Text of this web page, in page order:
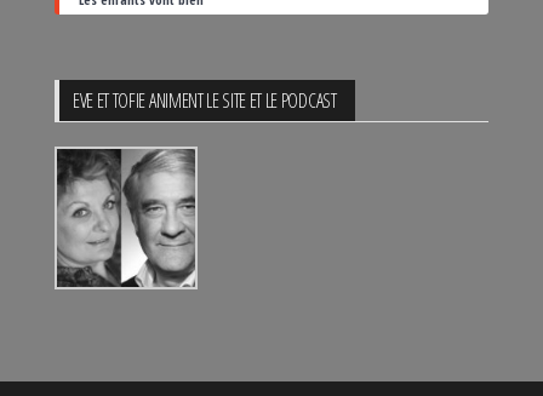
EVE ET TOFIE ANIMENT LE SITE ET LE PODCAST